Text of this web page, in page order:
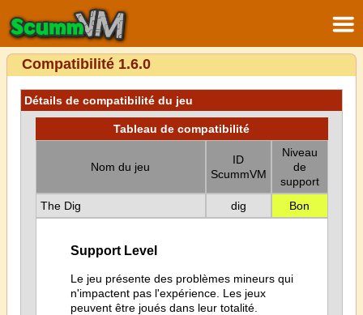
Compatibilité 1.6.0
Détails de compatibilité du jeu
Tableau de compatibilité
Nom du jeu
ID
ScummVM
Niveau
de
support
The Dig
dig Bon
Support Level
Le jeu présente des problèmes mineurs qui
n'impactent pas l'expérience. Les jeux
peuvent être joués dans leur totalité.